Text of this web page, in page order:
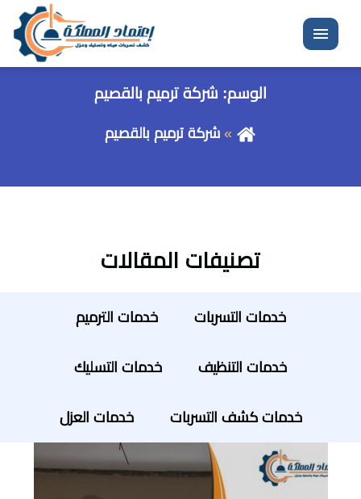
القائمة
الوسم: شركة ترميم بالقصيم
شركة ترميم بالقصيم
تصنيفات المقالات
خدمات التسربات خدمات الترميم
خدمات التنظيف خدمات التسليك
خدمات كشف التسربات خدمات العزل